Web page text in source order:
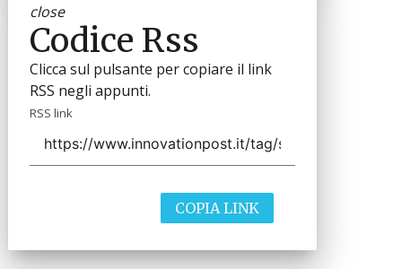
close
Codice Rss
Clicca sul pulsante per copiare il link
RSS negli appunti.
RSS link
COPIA LINK